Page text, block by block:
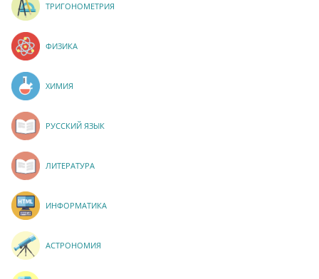
ТРИГОНОМЕТРИЯ
ФИЗИКА
ХИМИЯ
РУССКИЙ ЯЗЫК
ЛИТЕРАТУРА
ИНФОРМАТИКА
АСТРОНОМИЯ